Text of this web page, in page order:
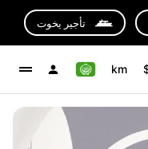
تأجير يخوت
km